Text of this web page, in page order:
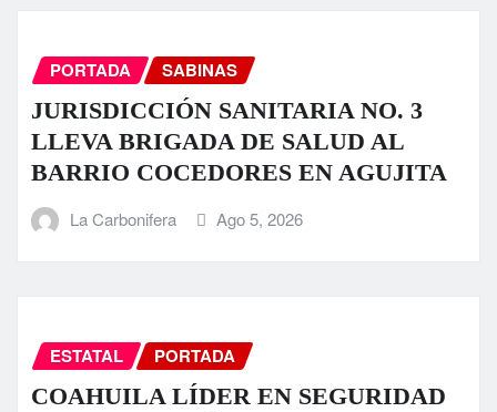
PORTADA SABINAS
JURISDICCIÓN SANITARIA NO. 3
LLEVA BRIGADA DE SALUD AL
BARRIO COCEDORES EN AGUJITA
La Carbonifera Ago 5, 2026
ESTATAL PORTADA
COAHUILA LÍDER EN SEGURIDAD